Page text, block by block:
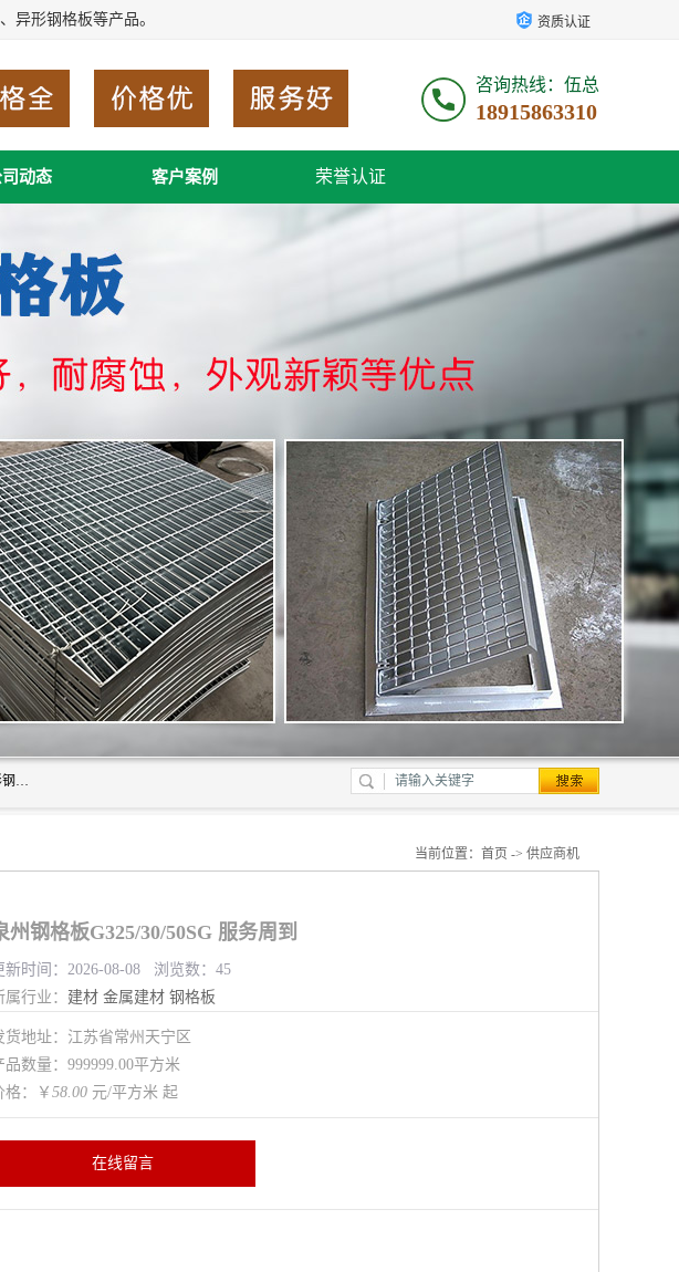
异形钢格板等产品。 资质认证
咨询热线：伍总
18915863310
动态 客户案例 荣誉认证
常州市格美瑞钢格板有限公司专业生产无锡钢格板、钢格板安装夹、复合钢格板、插接钢格板、平台钢格板、异形钢格板等产品。
当前位置： 首页 -> 供应商机
州钢格板G325/30/50SG 服务周到
新时间：2026-08-08 浏览数：45
属行业： 建材 金属建材 钢格板
货地址：江苏省常州天宁区
品数量：999999.00平方米
格：￥ 58.00 元/平方米 起
在线留言